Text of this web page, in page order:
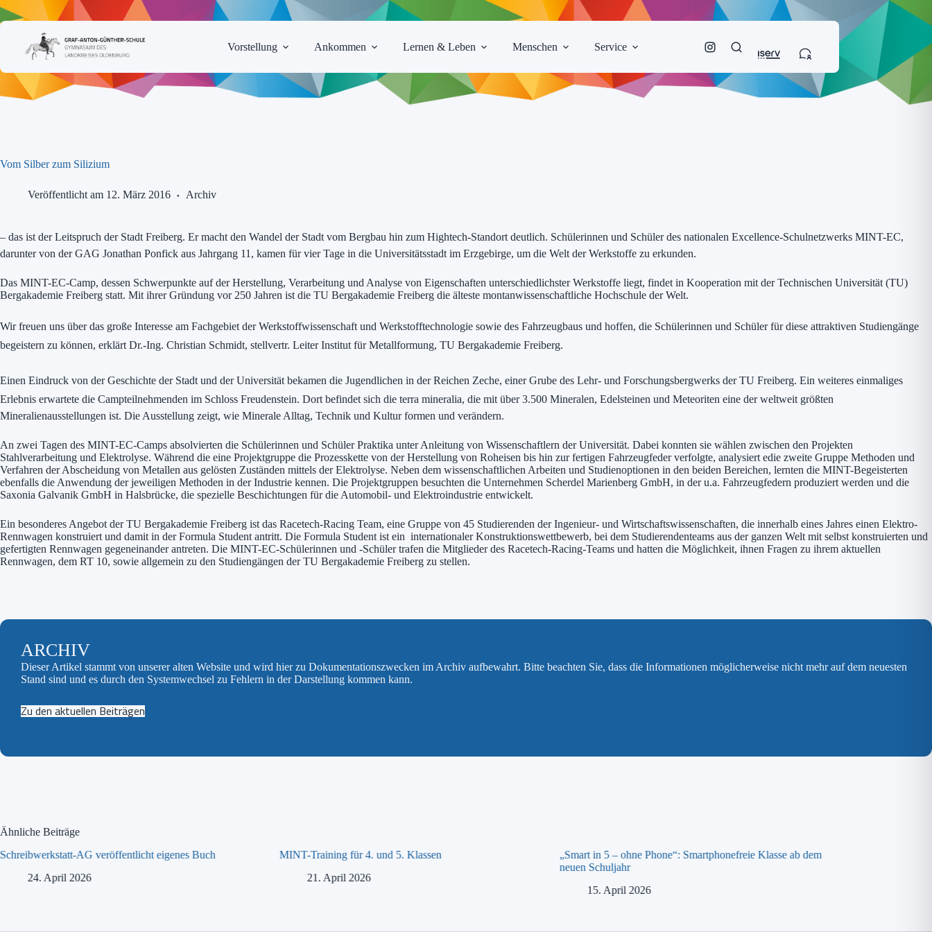
Zum
Inhalt
Vorstellung
Ankommen Lernen & Leben Menschen Service
Vom Silber zum Silizium
Veröffentlicht am 12. März 2016 Archiv
– das ist der Leitspruch der Stadt Freiberg. Er macht den Wandel der Stadt vom Bergbau hin zum Hightech-Standort deutlich. Schülerinnen und Schüler des nationalen Excellence-Schulnetzwerks MINT-EC,
darunter von der GAG Jonathan Ponfick aus Jahrgang 11, kamen für vier Tage in die Universitätsstadt im Erzgebirge, um die Welt der Werkstoffe zu erkunden.
Das MINT-EC-Camp, dessen Schwerpunkte auf der Herstellung, Verarbeitung und Analyse von Eigenschaften unterschiedlichster Werkstoffe liegt, findet in Kooperation mit der Technischen Universität (TU)
Bergakademie Freiberg statt. Mit ihrer Gründung vor 250 Jahren ist die TU Bergakademie Freiberg die älteste montanwissenschaftliche Hochschule der Welt.
Wir freuen uns über das große Interesse am Fachgebiet der Werkstoffwissenschaft und Werkstofftechnologie sowie des Fahrzeugbaus und hoffen, die Schülerinnen und Schüler für diese attraktiven Studiengänge
begeistern zu können, erklärt Dr.-Ing. Christian Schmidt, stellvertr. Leiter Institut für Metallformung, TU Bergakademie Freiberg.
Einen Eindruck von der Geschichte der Stadt und der Universität bekamen die Jugendlichen in der Reichen Zeche, einer Grube des Lehr- und Forschungsbergwerks der TU Freiberg. Ein weiteres einmaliges
Erlebnis erwartete die Campteilnehmenden im Schloss Freudenstein. Dort befindet sich die terra mineralia, die mit über 3.500 Mineralen, Edelsteinen und Meteoriten eine der weltweit größten
Mineralienausstellungen ist. Die Ausstellung zeigt, wie Minerale Alltag, Technik und Kultur formen und verändern.
An zwei Tagen des MINT-EC-Camps absolvierten die Schülerinnen und Schüler Praktika unter Anleitung von Wissenschaftlern der Universität. Dabei konnten sie wählen zwischen den Projekten
Stahlverarbeitung und Elektrolyse. Während die eine Projektgruppe die Prozesskette von der Herstellung von Roheisen bis hin zur fertigen Fahrzeugfeder verfolgte, analysiert edie zweite Gruppe Methoden und
Verfahren der Abscheidung von Metallen aus gelösten Zuständen mittels der Elektrolyse. Neben dem wissenschaftlichen Arbeiten und Studienoptionen in den beiden Bereichen, lernten die MINT-Begeisterten
ebenfalls die Anwendung der jeweiligen Methoden in der Industrie kennen. Die Projektgruppen besuchten die Unternehmen Scherdel Marienberg GmbH, in der u.a. Fahrzeugfedern produziert werden und die
Saxonia Galvanik GmbH in Halsbrücke, die spezielle Beschichtungen für die Automobil- und Elektroindustrie entwickelt.
Ein besonderes Angebot der TU Bergakademie Freiberg ist das Racetech-Racing Team, eine Gruppe von 45 Studierenden der Ingenieur- und Wirtschaftswissenschaften, die innerhalb eines Jahres einen Elektro-
Rennwagen konstruiert und damit in der Formula Student antritt. Die Formula Student ist ein internationaler Konstruktionswettbewerb, bei dem Studierendenteams aus der ganzen Welt mit selbst konstruierten und
gefertigten Rennwagen gegeneinander antreten. Die MINT-EC-Schülerinnen und -Schüler trafen die Mitglieder des Racetech-Racing-Teams und hatten die Möglichkeit, ihnen Fragen zu ihrem aktuellen
Rennwagen, dem RT 10, sowie allgemein zu den Studiengängen der TU Bergakademie Freiberg zu stellen.
ARCHIV
Dieser Artikel stammt von unserer alten Website und wird hier zu Dokumentationszwecken im Archiv aufbewahrt. Bitte beachten Sie, dass die Informationen möglicherweise nicht mehr auf dem neuesten
Stand sind und es durch den Systemwechsel zu Fehlern in der Darstellung kommen kann.
Zu den aktuellen Beiträgen
Ähnliche Beiträge
Schreibwerkstatt-AG veröffentlicht eigenes Buch
24. April 2026
MINT-Training für 4. und 5. Klassen
21. April 2026
„Smart in 5 – ohne Phone“: Smartphonefreie Klasse ab dem
neuen Schuljahr
15. April 2026